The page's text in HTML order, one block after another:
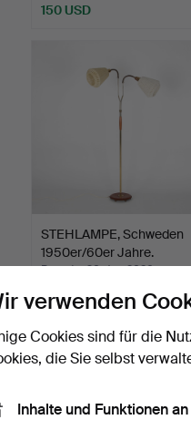
150 USD
STEHLAMPE, Schweden
1950er/60er Jahre.
Beendet 30. Jan 2026
148 USD
verwenden
Cookies sind für die
die Sie selbst
Inhalte und Funktionen